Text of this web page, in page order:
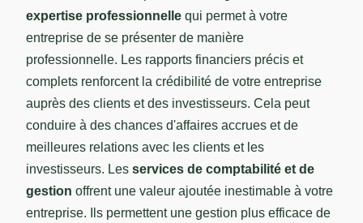
expertise professionnelle qui permet à votre
entreprise de se présenter de manière
professionnelle. Les rapports financiers précis et
complets renforcent la crédibilité de votre entreprise
auprès des clients et des investisseurs. Cela peut
conduire à des chances d'affaires accrues et de
meilleures relations avec les clients et les
investisseurs. Les services de comptabilité et de
gestion offrent une valeur ajoutée inestimable à votre
entreprise. Ils permettent une gestion plus efficace de